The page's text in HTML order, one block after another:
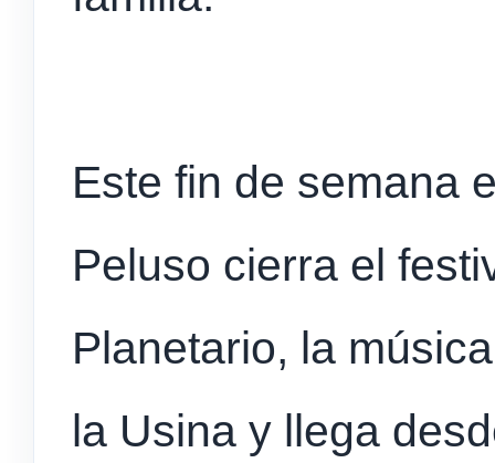
Este fin de semana
Peluso cierra el
Planetario, la
la Usina y llega